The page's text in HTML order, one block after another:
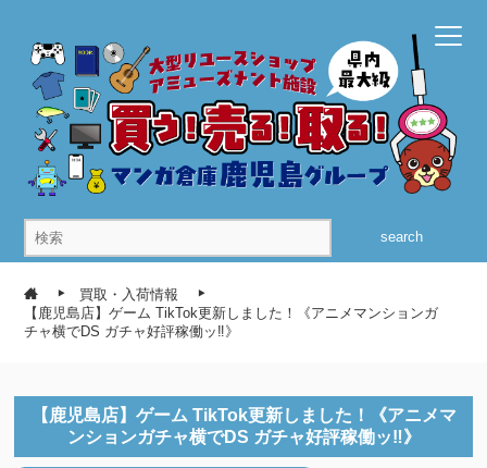
search
買取・入荷情報
【鹿児島店】ゲーム TikTok更新しました！《アニメマンションガ
チャ横でDS ガチャ好評稼働ッ‼》
【鹿児島店】ゲーム TikTok更新しました！《アニメマ
ンションガチャ横でDS ガチャ好評稼働ッ‼》